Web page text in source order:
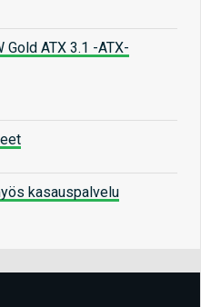
Gold ATX 3.1 -ATX-
kasauspalvelu